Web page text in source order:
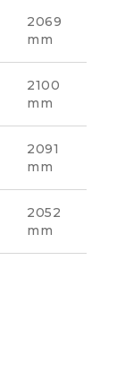
2069
mm
2100
mm
2091
mm
2052
mm